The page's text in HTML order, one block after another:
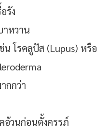
รัง
าหวาน
น โรคลูปัส (Lupus) หรือ
กกว่า
อ้วนก่อนตั้งครรภ์